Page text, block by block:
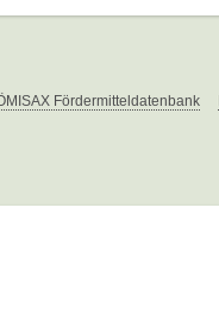
Fördermitteldatenbank